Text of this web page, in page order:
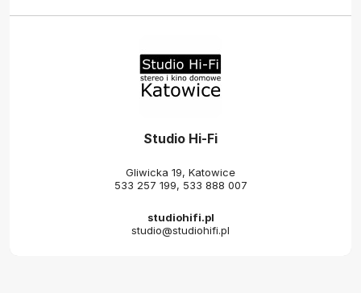
Studio Hi-Fi
Gliwicka 19, Katowice
533 257 199, 533 888 007
studiohifi.pl
studio@studiohifi.pl